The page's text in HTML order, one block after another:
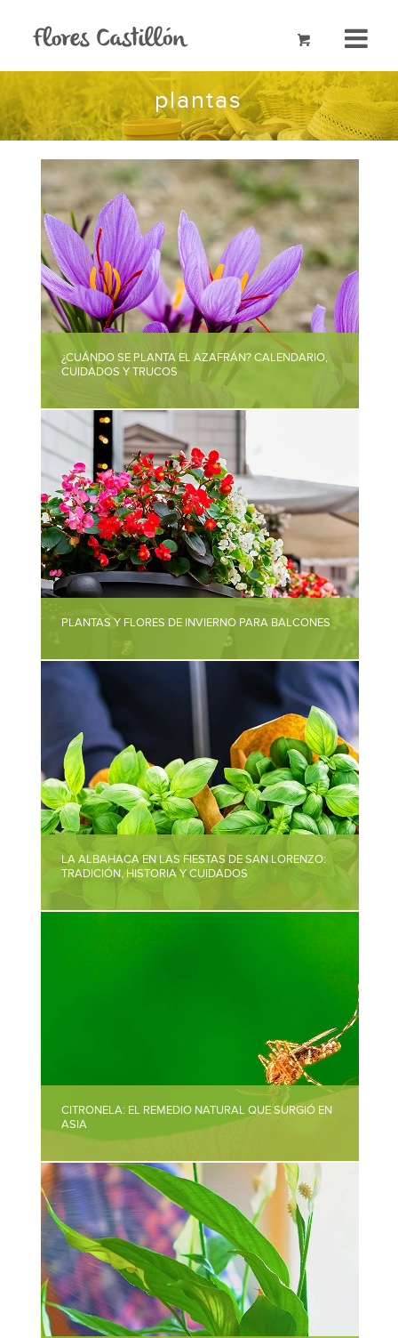
plantas
¿CUÁNDO SE PLANTA EL AZAFRÁN? CALENDARIO,
CUIDADOS Y TRUCOS
PLANTAS Y FLORES DE INVIERNO PARA BALCONES
LA ALBAHACA EN LAS FIESTAS DE SAN LORENZO:
TRADICIÓN, HISTORIA Y CUIDADOS
CITRONELA: EL REMEDIO NATURAL QUE SURGIÓ EN
ASIA